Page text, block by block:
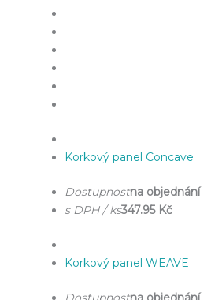
Korkový panel Concave
Dostupnostna objednání
s DPH / ks347.95 Kč
Korkový panel WEAVE